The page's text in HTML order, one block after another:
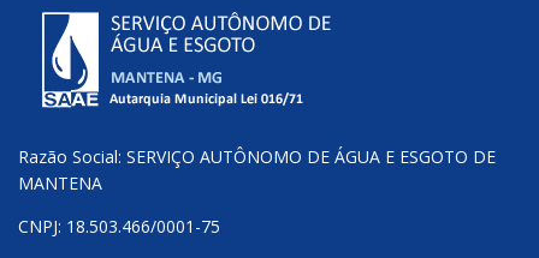
Razão Social: SERVIÇO AUTÔNOMO DE ÁGUA E ESGOTO DE
MANTENA
CNPJ: 18.503.466/0001-75